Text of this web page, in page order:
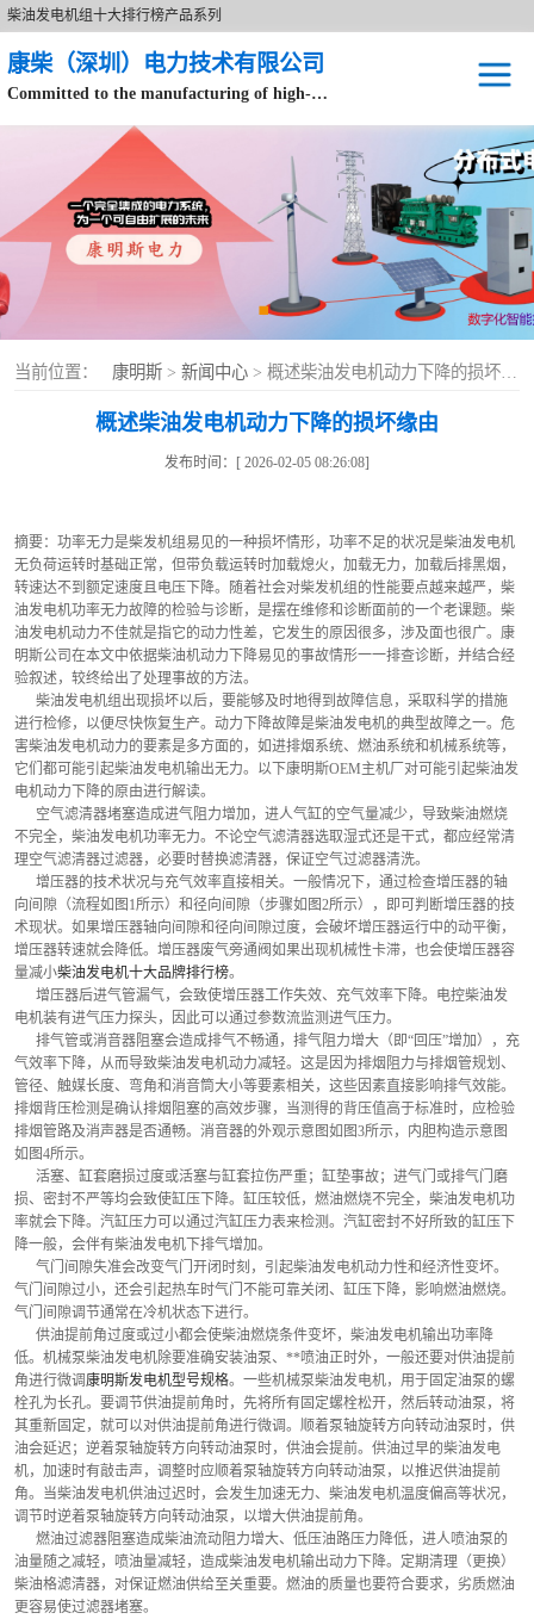
柴油发电机组十大排行榜产品系列
康柴（深圳）电力技术有限公司
Committed to the manufacturing of high-end brand diesel generator sets.
当前位置： 康明斯 > 新闻中心 > 概述柴油发电机动力下降的损坏缘由
概述柴油发电机动力下降的损坏缘由
发布时间：[ 2026-02-05 08:26:08]
摘要：功率无力是柴发机组易见的一种损坏情形，功率不足的状况是柴油发电机
无负荷运转时基础正常，但带负载运转时加载熄火，加载无力，加载后排黑烟，
转速达不到额定速度且电压下降。随着社会对柴发机组的性能要点越来越严，柴
油发电机功率无力故障的检验与诊断，是摆在维修和诊断面前的一个老课题。柴
油发电机动力不佳就是指它的动力性差，它发生的原因很多，涉及面也很广。康
明斯公司在本文中依据柴油机动力下降易见的事故情形一一排查诊断，并结合经
验叙述，较终给出了处理事故的方法。
柴油发电机组出现损坏以后，要能够及时地得到故障信息，采取科学的措施
进行检修，以便尽快恢复生产。动力下降故障是柴油发电机的典型故障之一。危
害柴油发电机动力的要素是多方面的，如进排烟系统、燃油系统和机械系统等，
它们都可能引起柴油发电机输出无力。以下康明斯OEM主机厂对可能引起柴油发
电机动力下降的原由进行解读。
空气滤清器堵塞造成进气阻力增加，进人气缸的空气量减少，导致柴油燃烧
不完全，柴油发电机功率无力。不论空气滤清器选取湿式还是干式，都应经常清
理空气滤清器过滤器，必要时替换滤清器，保证空气过滤器清洗。
增压器的技术状况与充气效率直接相关。一般情况下，通过检查增压器的轴
向间隙（流程如图1所示）和径向间隙（步骤如图2所示），即可判断增压器的技
术现状。如果增压器轴向间隙和径向间隙过度，会破坏增压器运行中的动平衡，
增压器转速就会降低。增压器废气旁通阀如果出现机械性卡滞，也会使增压器容
量减小柴油发电机十大品牌排行榜。
增压器后进气管漏气，会致使增压器工作失效、充气效率下降。电控柴油发
电机装有进气压力探头，因此可以通过参数流监测进气压力。
排气管或消音器阻塞会造成排气不畅通，排气阻力增大（即“回压”增加），充
气效率下降，从而导致柴油发电机动力减轻。这是因为排烟阻力与排烟管规划、
管径、触媒长度、弯角和消音筒大小等要素相关，这些因素直接影响排气效能。
排烟背压检测是确认排烟阻塞的高效步骤，当测得的背压值高于标准时，应检验
排烟管路及消声器是否通畅。消音器的外观示意图如图3所示，内胆构造示意图
如图4所示。
活塞、缸套磨损过度或活塞与缸套拉伤严重；缸垫事故；进气门或排气门磨
损、密封不严等均会致使缸压下降。缸压较低，燃油燃烧不完全，柴油发电机功
率就会下降。汽缸压力可以通过汽缸压力表来检测。汽缸密封不好所致的缸压下
降一般，会伴有柴油发电机下排气增加。
气门间隙失准会改变气门开闭时刻，引起柴油发电机动力性和经济性变坏。
气门间隙过小，还会引起热车时气门不能可靠关闭、缸压下降，影响燃油燃烧。
气门间隙调节通常在冷机状态下进行。
供油提前角过度或过小都会使柴油燃烧条件变坏，柴油发电机输出功率降
低。机械泵柴油发电机除要准确安装油泵、**喷油正时外，一般还要对供油提前
角进行微调康明斯发电机型号规格。一些机械泵柴油发电机，用于固定油泵的螺
栓孔为长孔。要调节供油提前角时，先将所有固定螺栓松开，然后转动油泵，将
其重新固定，就可以对供油提前角进行微调。顺着泵轴旋转方向转动油泵时，供
油会延迟；逆着泵轴旋转方向转动油泵时，供油会提前。供油过早的柴油发电
机，加速时有敲击声，调整时应顺着泵轴旋转方向转动油泵，以推迟供油提前
角。当柴油发电机供油过迟时，会发生加速无力、柴油发电机温度偏高等状况，
调节时逆着泵轴旋转方向转动油泵，以增大供油提前角。
燃油过滤器阻塞造成柴油流动阻力增大、低压油路压力降低，进人喷油泵的
油量随之减轻，喷油量减轻，造成柴油发电机输出动力下降。定期清理（更换）
柴油格滤清器，对保证燃油供给至关重要。燃油的质量也要符合要求，劣质燃油
更容易使过滤器堵塞。
静音型
移动电站
康明斯配件